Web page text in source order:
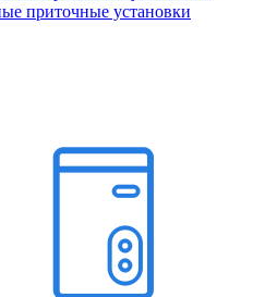
приточные установки